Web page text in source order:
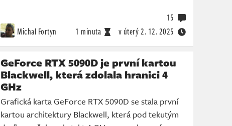
Michal Fortyn 1 minuta v úterý2. 12. 2025
15
GeForce RTX 5090D je první kartou
Blackwell, která zdolala hranici 4
GHz
Grafická karta GeForce RTX 5090D se stala první
kartou architektury Blackwell, která pod tekutým